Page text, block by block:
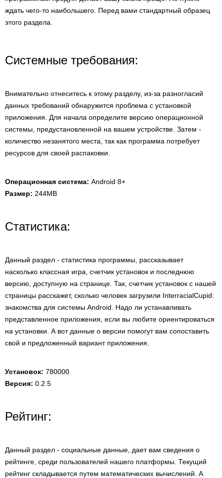
ждать чего-то наибольшего. Перед вами стандартный образец
этого раздела.
Системные требования:
Внимательно отнеситесь к этому разделу, из-за разногласий
данных требований обнаружится проблема с установкой
приложения. Для начала определите версию операционной
системы, предустановленной на вашем устройстве. Затем -
количество незанятого места, так как программа потребует
ресурсов для своей распаковки.
Операционная система: Android 8+
Размер: 244MB
Статистика:
Данный раздел - статистика программы, рассказывает
насколько классная игра, счетчик установок и последнюю
версию, доступную на странице. Так, счетчик установок с нашей
страницы расскажет, сколько человек загрузили InterracialCupid:
знакомства для системы Android. Надо ли устанавливать
представленное приложения, если вы любите ориентироваться
на установки. А вот данные о версии помогут вам сопоставить
свой и предложенный вариант приложения.
Установок: 780000
Версия: 0.2.5
Рейтинг:
Данный раздел - социальные данные, дает вам сведения о
рейтинге, среди пользователей нашего платформы. Текущий
рейтинг складывается путем математических вычислений. А